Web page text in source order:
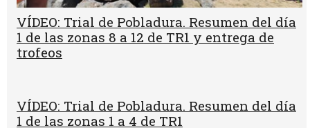
VÍDEO: Trial de Pobladura. Resumen del día
1 de las zonas 8 a 12 de TR1 y entrega de
trofeos
VÍDEO: Trial de Pobladura. Resumen del día
1 de las zonas 1 a 4 de TR1